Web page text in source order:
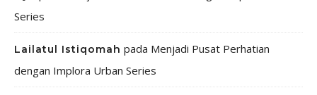
Series
Lailatul Istiqomah pada Menjadi Pusat Perhatian
dengan Implora Urban Series